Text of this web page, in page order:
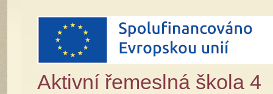
Aktivní řemeslná škola 4